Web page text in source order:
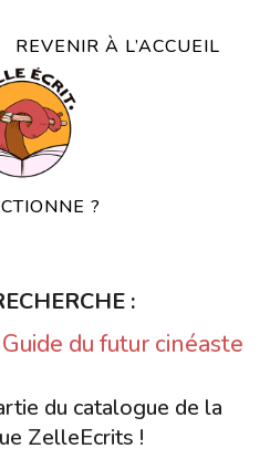
REVENIR À L’ACCUEIL
?
:
du futur cinéaste
du catalogue de la
ZelleEcrits !